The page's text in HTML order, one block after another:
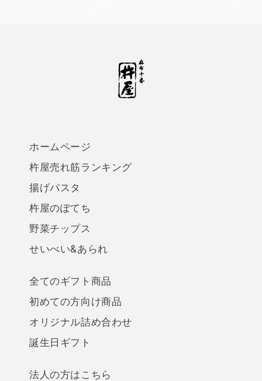
ホームページ
杵屋売れ筋ランキング
揚げパスタ
杵屋のぽてち
野菜チップス
せいべい&あられ
全てのギフト商品
初めての方向け商品
オリジナル詰め合わせ
誕生日ギフト
法人の方はこちら